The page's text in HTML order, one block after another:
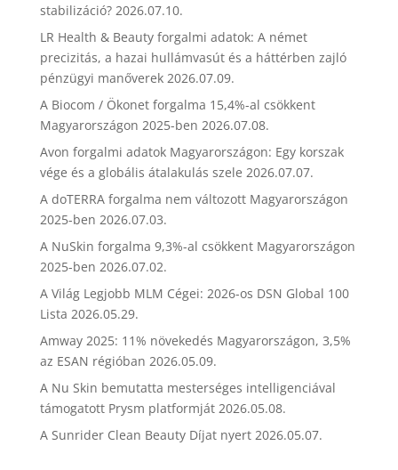
stabilizáció? 2026.07.10.
LR Health & Beauty forgalmi adatok: A német
precizitás, a hazai hullámvasút és a háttérben zajló
pénzügyi manőverek 2026.07.09.
A Biocom / Ökonet forgalma 15,4%-al csökkent
Magyarországon 2025-ben 2026.07.08.
Avon forgalmi adatok Magyarországon: Egy korszak
vége és a globális átalakulás szele 2026.07.07.
A doTERRA forgalma nem változott Magyarországon
2025-ben 2026.07.03.
A NuSkin forgalma 9,3%-al csökkent Magyarországon
2025-ben 2026.07.02.
A Világ Legjobb MLM Cégei: 2026-os DSN Global 100
Lista 2026.05.29.
Amway 2025: 11% növekedés Magyarországon, 3,5%
az ESAN régióban 2026.05.09.
A Nu Skin bemutatta mesterséges intelligenciával
támogatott Prysm platformját 2026.05.08.
A Sunrider Clean Beauty Díjat nyert 2026.05.07.